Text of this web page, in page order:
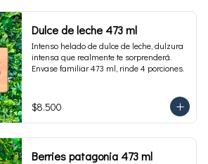
Dulce de leche 473 ml
Intenso helado de dulce de leche, dulzura
intensa que realmente te sorprenderá.
Envase familiar 473 ml, rinde 4 porciones.
$8.500
Berries patagonia 473 ml